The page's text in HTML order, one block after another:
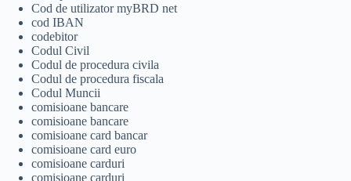
Cod de utilizator myBRD net
cod IBAN
codebitor
Codul Civil
Codul de procedura civila
Codul de procedura fiscala
Codul Muncii
comisioane bancare
comisioane bancare
comisioane card bancar
comisioane card euro
comisioane carduri
comisioane carduri